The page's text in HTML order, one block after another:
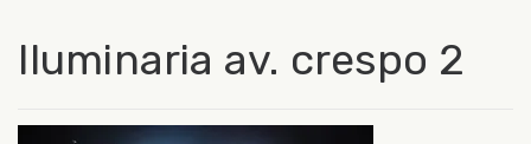
Iluminaria av. crespo 2